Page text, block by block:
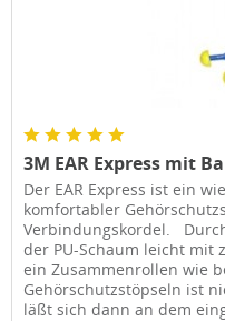
3M EAR Express mit
Der EAR Express ist ein
komfortabler
Verbindungskordel.
der PU-Schaum leicht mit
ein Zusammenrollen wie
Gehörschutzstöpseln ist
läßt sich dann an dem